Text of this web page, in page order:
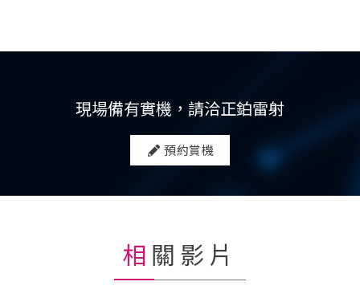
現場備有實機，請洽正鉑雷射
預約賞機
相關影片